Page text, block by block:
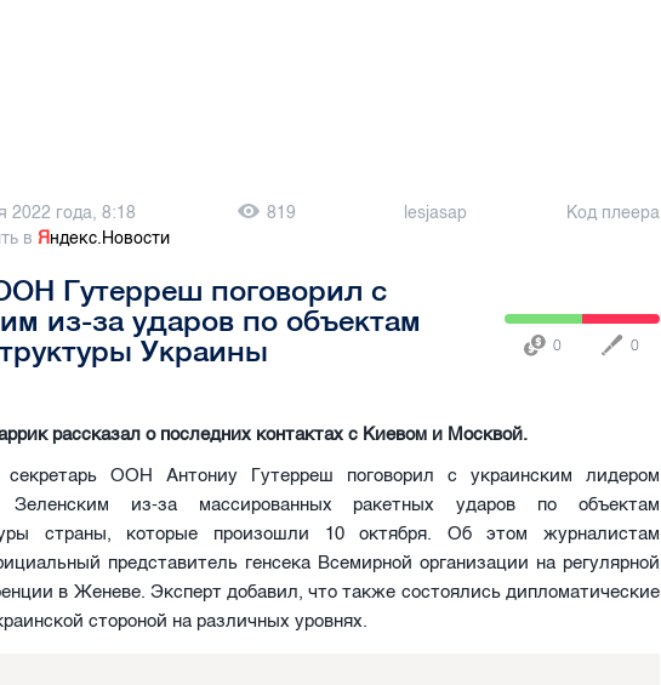
2022 года, 8:18 819 lesjasap
Код плеера
вЯндекс.Новости
Гутерреш поговорил с
из-за ударов по объектам
Украины
0 0
рассказал о последних контактах с Киевом и Москвой.
секретарь ООН Антониу Гутерреш поговорил с украинским лидером
Зеленским из-за массированных ракетных ударов по объектам
страны, которые произошли 10 октября. Об этом журналистам
представитель генсека Всемирной организации на регулярной
в Женеве. Эксперт добавил, что также состоялись дипломатические
стороной на различных уровнях.